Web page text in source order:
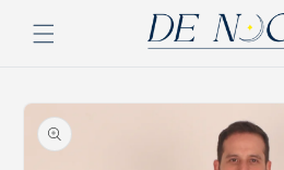
directamente
al contenido
directamente
a la
información